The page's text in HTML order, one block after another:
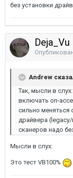
без установки
Deja_Vu
Andrew
Так, мысли в
включать on-
сильно меняться
драйвера
сканеров надо
Мысли в слух:
Это тест VB100%